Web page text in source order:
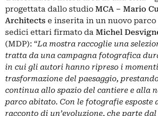
progettata dallo studio MCA – Mario
Architects e inserita in un nuovo
sedici ettari firmato da Michel
(MDP): “La mostra raccoglie una
tratta da una campagna fotografica
in cui gli autori hanno ripreso i
trasformazione del paesaggio,
continua allo spazio del cantiere e alla
parco abitato. Con le fotografie esposte
racconto di un’evoluzione, che parte